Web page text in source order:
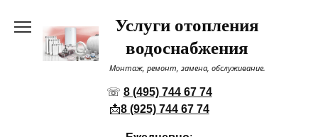
содержанию
Услуги отопления
водоснабжения
Монтаж, ремонт, замена, обслуживание.
☏ 8 (495) 744 67 74
📩8 (925) 744 67 74